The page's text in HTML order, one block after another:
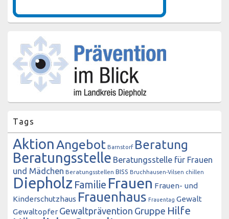
Tags
AktionAngebot Barnstorf Beratung
Beratungsstelle Beratungsstelle für Frauen
und Mädchen Beratungsstellen BISS Bruchhausen-Vilsen chillen
Diepholz Familie Frauen Frauen- und
Kinderschutzhaus Frauenhaus Frauentag Gewalt
Gewaltopfer Gewaltprävention Gruppe Hilfe